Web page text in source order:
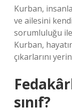
Kurban,
ve ailesini
sorumluluğu
Kurban,
çıkarlarını
sınıf?